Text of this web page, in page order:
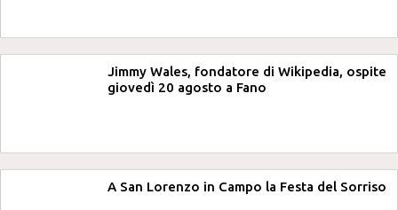
Jimmy Wales, fondatore di Wikipedia, ospite
giovedì 20 agosto a Fano
A San Lorenzo in Campo la Festa del Sorriso